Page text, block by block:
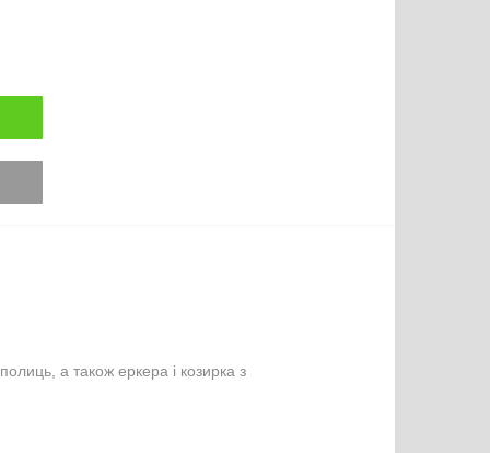
а також еркера і козирка з